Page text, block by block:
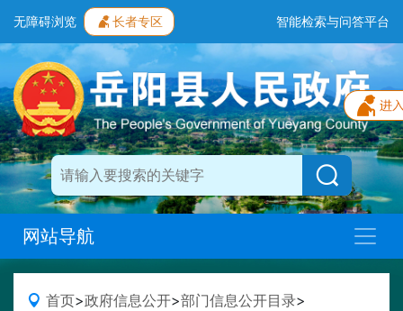
无障碍浏览 长者专区 智能检索与问答平台
网站导航
首页>政府信息公开>部门信息公开目录>